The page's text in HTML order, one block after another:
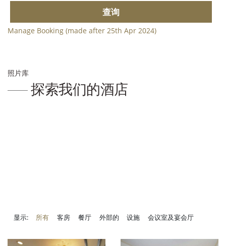
查询
Manage Booking (made after 25th Apr 2024)
照片库
探索我们的酒店
显示: 所有 客房 餐厅 外部的 设施 会议室及宴会厅